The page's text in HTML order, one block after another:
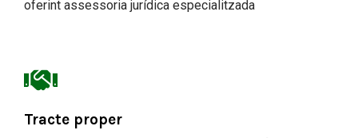
oferint assessoria jurídica especialitzada
Tracte proper